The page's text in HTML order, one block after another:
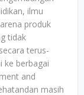
ilmu
produk
tidak
terus-
ke berbagai
and
masih